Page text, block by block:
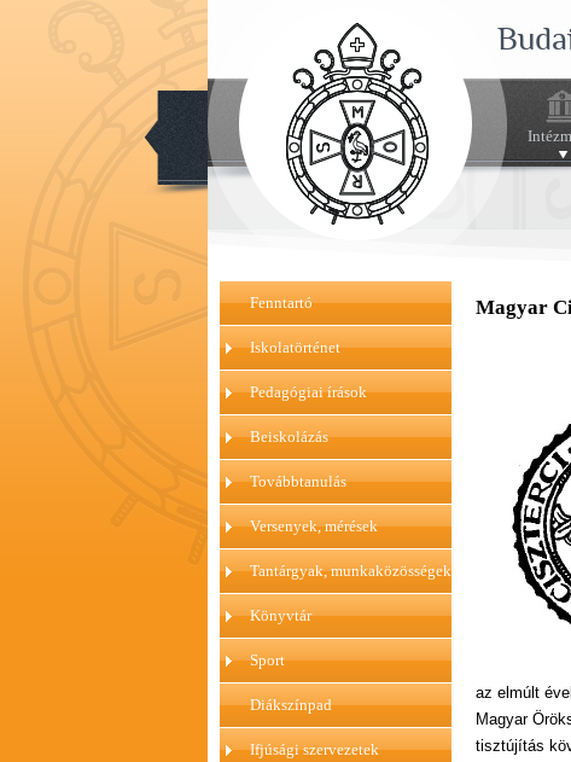
Fenntartó
Iskolatörténet
Pedagógiai írások
Beiskolázás
Továbbtanulás
Versenyek, mérések
Tantárgyak, munkaközösségek
Könyvtár
Sport
Diákszínpad
Ifjúsági szervezetek
Magyar
az elmúlt
Magyar
tisztújítás